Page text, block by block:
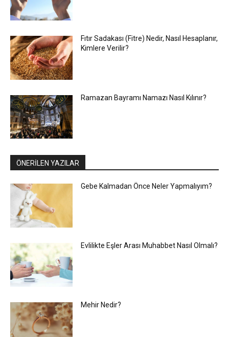
Fıtır Sadakası (Fitre) Nedir, Nasıl Hesaplanır,
Kimlere Verilir?
Ramazan Bayramı Namazı Nasıl Kılınır?
ÖNERİLEN YAZILAR
Gebe Kalmadan Önce Neler Yapmalıyım?
Evlilikte Eşler Arası Muhabbet Nasıl Olmalı?
Mehir Nedir?